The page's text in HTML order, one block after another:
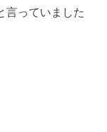
言っていました